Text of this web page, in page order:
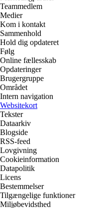
Teammedlem
Medier
Kom i kontakt
Sammenhold
Hold dig opdateret
Følg
Online fællesskab
Opdateringer
Brugergruppe
Området
Intern navigation
Websitekort
Tekster
Dataarkiv
Blogside
RSS-feed
Lovgivning
Cookieinformation
Datapolitik
Licens
Bestemmelser
Tilgængelige funktioner
Miljøbevidsthed